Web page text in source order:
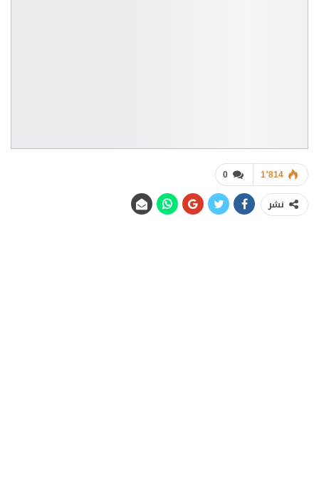
0 1٬814
نشر